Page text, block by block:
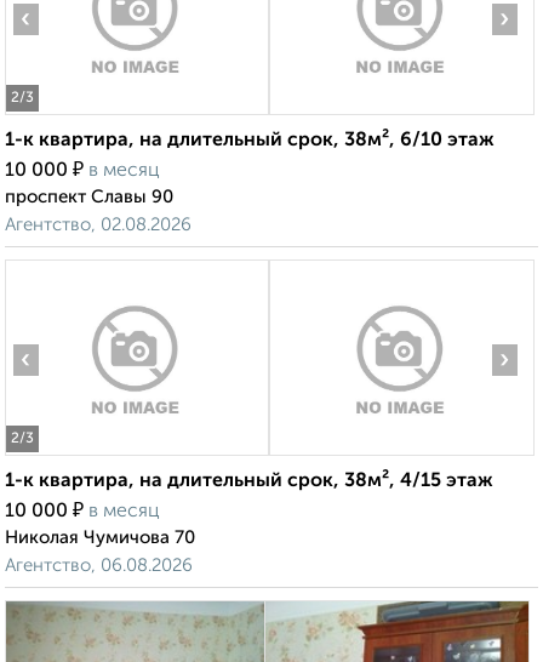
2/3
‹ ›
1-к квартира, на длительный срок, 38м², 6/10 этаж
10 000 ₽ в месяц
проспект Славы 90
Агентство, 02.08.2026
2/3
‹ ›
1-к квартира, на длительный срок, 38м², 4/15 этаж
10 000 ₽ в месяц
Николая Чумичова 70
Агентство, 06.08.2026